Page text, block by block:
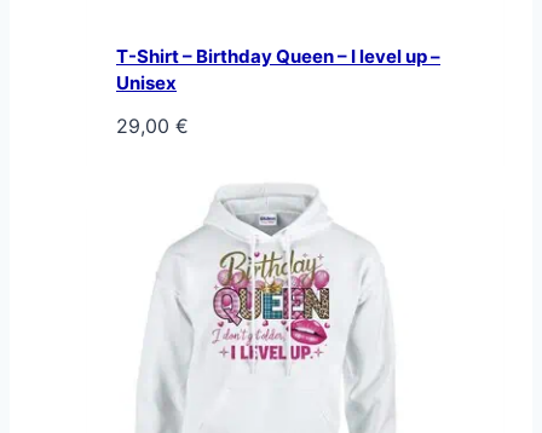
T-Shirt – Birthday Queen – I level up –
Unisex
29,00 €